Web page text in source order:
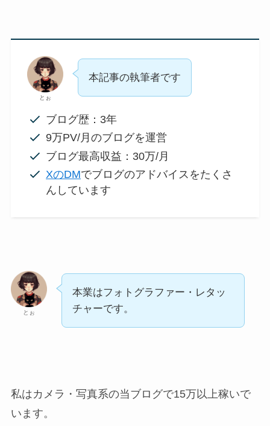
とぉ
本記事の執筆者です
ブログ歴：3年
9万PV/月のブログを運営
ブログ最高収益：30万/月
XのDMでブログのアドバイスをたくさ
んしています
とぉ
本業はフォトグラファー・レタッ
チャーです。
私はカメラ・写真系の当ブログで15万以上稼いで
います。